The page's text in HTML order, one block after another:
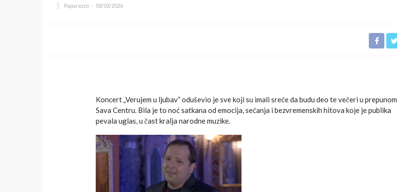
Paparazzo 03/03/2026
Koncert „Verujem u ljubav” oduševio je sve koji su imali sreće da budu deo te večeri u prepunom
Sava Centru. Bila je to noć satkana od emocija, sećanja i bezvremenskih hitova koje je publika
pevala uglas, u čast kralja narodne muzike.